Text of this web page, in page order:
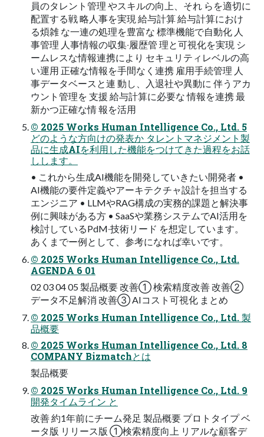
員のタレント管理 やスキルの向上、それ らを適切に
配置する戦 略⼈事を実現 給与計算 給与計算におけ
る煩雑 な⼀連の処理を豊富な 標準機能で⾃動化 ⼈
事管理 ⼈事情報の収集‧履歴管 理と可視化を実現 シ
ームレスな情報連携により セキュリティレベルの⾼
い運⽤ 正確な情報を⼿間なく連携 雇⽤⼿続管理 ⼈
事データベースと連 動し、⼊退社や異動に 伴うアカ
ウント管理を ⽀援 給与計算に必要な 情報を連携 最
新かつ正確な情 報を活⽤
© 2025 Works Human Intelligence Co., Ltd. 5
どのような⽅向けの発表か タレントマネジメント製
品に⽣成AIを利⽤した機能をつけてきた過程をお話
しします。
• これから⽣成AI機能を開発していきたい開発者 •
AI機能の要件定義やアーキテクチャ設計を担当する
エンジニア • LLMやRAG構成の実務的課題と解決事
例に興味がある⽅ • SaaSや業務システムでAI活⽤を
検討しているPdM‧技術リード を想定しています。
あくまでー例として、参考になれば幸いです。
© 2025 Works Human Intelligence Co., Ltd.
AGENDA 6 01
02 03 04 05 製品概要 改善① 検索精度改善 改善②
データ不⾜解消 改善③ AIコスト可視化 まとめ
© 2025 Works Human Intelligence Co., Ltd. 製
品概要
© 2025 Works Human Intelligence Co., Ltd. 8
COMPANY Bizmatchとは
製品概要
© 2025 Works Human Intelligence Co., Ltd. 9
開発タイムライン と
改善 約1年前にチーム発⾜ 製品概要 プロトタイプ ベ
ータ版 リリース版 ①検索精度向上 リアルな顧客デ